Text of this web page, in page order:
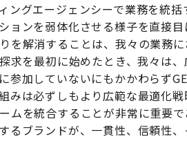
ングエージェンシーで業務を統括
ンを弱体化させる様子を直接目
を解消することは、我々の業務
求を最初に始めたとき、我々は、
参加していないにもかかわらず
みは必ずしもより広範な最適化戦
を統合することが非常に重要で
るブランドが、一貫性、信頼性